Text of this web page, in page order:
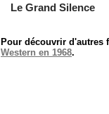
Le Grand Silence
Pour découvrir d'autres
Western en 1968.